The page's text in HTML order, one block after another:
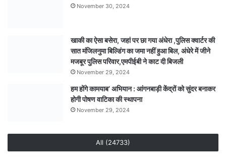
November 30, 2024
खाकी का ऐसा बसेरा, जहां पर छा गया अंधेरा ,पुलिस क्वार्टर की
सात मंजिलनुमा बिल्डिंग का जमा नहीं हुआ बिल, अंधेरे में जीने
मजबूर पुलिस परिवार,एमपीईबी ने काट दी बिजली
November 29, 2024
हम होंगे कामयाब’ अभियान : आंगनबाड़ी केंद्रों को सुंदर बनाकर
होगी पोषण वाटिका की स्थापना
November 29, 2024
All (24733)